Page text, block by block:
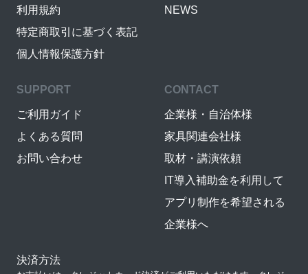
利用規約
特定商取引に基づく表記
個人情報保護方針
NEWS
SUPPORT
ご利用ガイド
よくある質問
お問い合わせ
CONTACT
企業様・自治体様
家具関連会社様
取材・講演依頼
IT導入補助金を利用して
アプリ制作を希望される
企業様へ
決済方法